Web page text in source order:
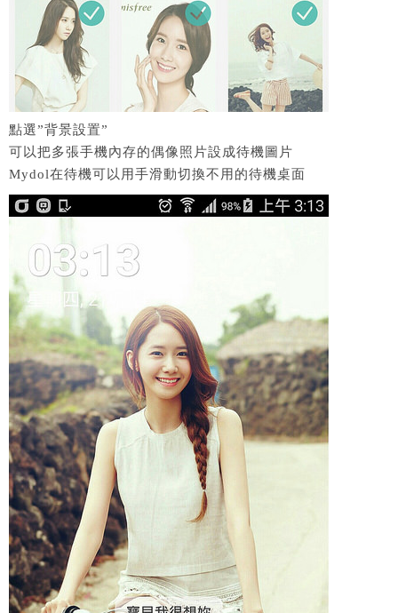
點選”背景設置”
可以把多張手機內存的偶像照片設成待機圖片
Mydol在待機可以用手滑動切換不用的待機桌面